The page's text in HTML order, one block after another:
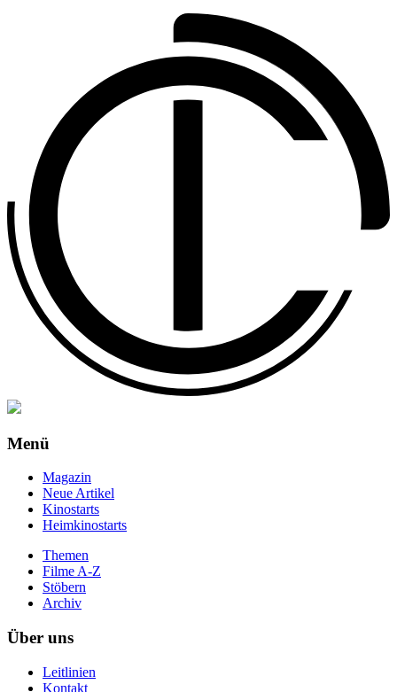
Menü
Magazin
Neue Artikel
Kinostarts
Heimkinostarts
Themen
Filme A-Z
Stöbern
Archiv
Über uns
Leitlinien
Kontakt